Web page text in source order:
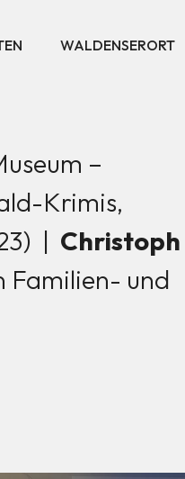
WALDENSERORT
–
Krimis,
| Christoph
Familien- und